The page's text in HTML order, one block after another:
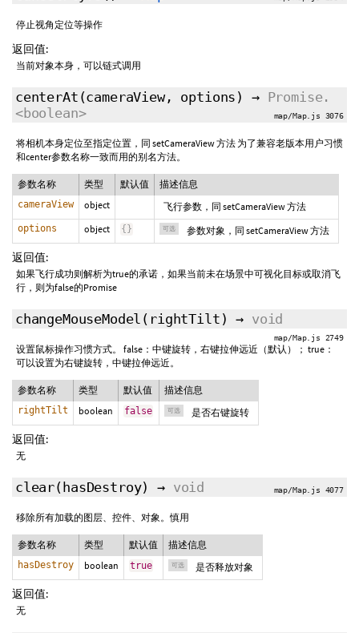
停止视角定位等操作
返回值:
当前对象本身，可以链式调用
centerAt (cameraView, options ) → Promise.
<boolean>
map/Map.js 3076
将相机本身定位至指定位置，同 setCameraView 方法 为了兼容老版本用户习惯
和center参数名称一致而用的别名方法。
参数名称 类型 默认值 描述信息
cameraView object 飞行参数，同 setCameraView 方法
options object { } 可选 参数对象，同 setCameraView 方法
返回值:
如果飞行成功则解析为true的承诺，如果当前未在场景中可视化目标或取消飞
行，则为false的Promise
changeMouseModel ( rightTilt ) → void
map/Map.js 2749
设置鼠标操作习惯方式。 false：中键旋转，右键拉伸远近（默认）； true：
可以设置为右键旋转，中键拉伸远近。
参数名称 类型 默认值 描述信息
rightTilt boolean false 可选 是否右键旋转
返回值:
无
clear( hasDestroy) → void map/Map.js 4077
移除所有加载的图层、控件、对象。慎用
参数名称 类型 默认值 描述信息
hasDestroy boolean true 可选 是否释放对象
返回值:
无